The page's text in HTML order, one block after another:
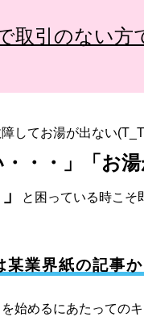
取引のない方
障してお湯が出ない
・・」「お
と困っている時こ
某業界紙の記事か
始めるにあたっての